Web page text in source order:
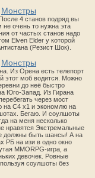
Монстры
4 станов подряд вы
не очень то нужна эта
от частых станов надо
Elven Elder у которой
(Резист Шок).
Монстры
Из Орена есть телепорт
этот моб водится. Можно
до неё быстро
Юго-Запад. Из Гирана
через мост
на С4 х1 и экономлю на
Бегаю. И соулшоты
на меня несколько
нравятся Экстремальные
должны быть шансы! А на
РБ на изи в одно окно
MMORPG-игра, а
девочек. Ровные
соулшоты без